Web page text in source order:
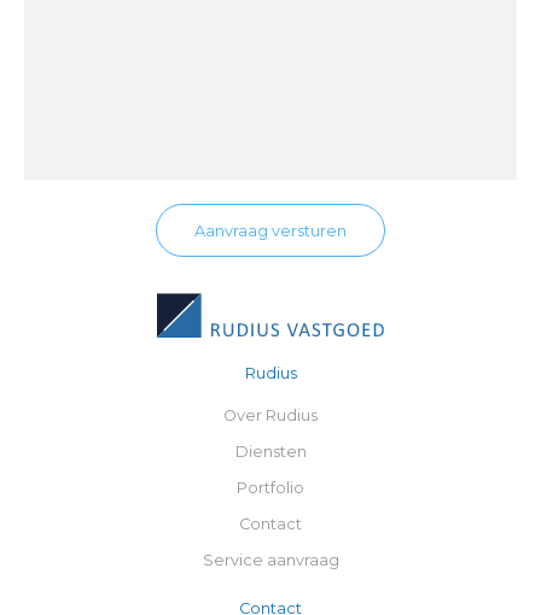
Aanvraag versturen
Rudius
Over Rudius
Diensten
Portfolio
Contact
Service aanvraag
Contact